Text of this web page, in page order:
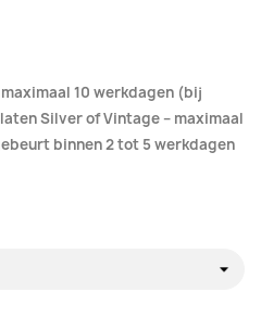
10 werkdagen (bij
Silver of Vintage – maximaal
binnen 2 tot 5 werkdagen